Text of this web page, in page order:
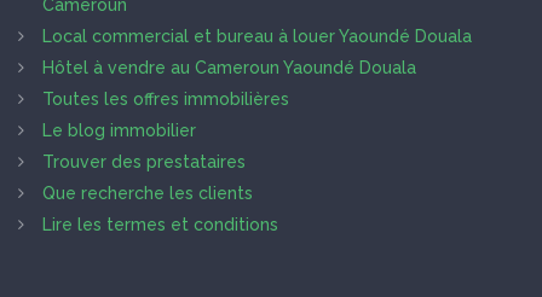
Cameroun
Local commercial et bureau à louer Yaoundé Douala
Hôtel à vendre au Cameroun Yaoundé Douala
Toutes les offres immobilières
Le blog immobilier
Trouver des prestataires
Que recherche les clients
Lire les termes et conditions